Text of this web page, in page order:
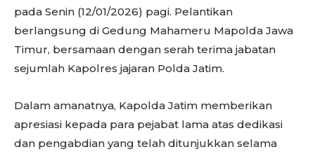
pada Senin (12/01/2026) pagi. Pelantikan
berlangsung di Gedung Mahameru Mapolda Jawa
Timur, bersamaan dengan serah terima jabatan
sejumlah Kapolres jajaran Polda Jatim.
Dalam amanatnya, Kapolda Jatim memberikan
apresiasi kepada para pejabat lama atas dedikasi
dan pengabdian yang telah ditunjukkan selama